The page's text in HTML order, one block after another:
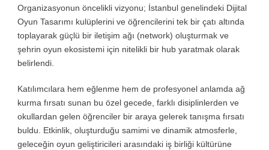
Organizasyonun öncelikli vizyonu; İstanbul genelindeki Dijital
Oyun Tasarımı kulüplerini ve öğrencilerini tek bir çatı altında
toplayarak güçlü bir iletişim ağı (network) oluşturmak ve
şehrin oyun ekosistemi için nitelikli bir hub yaratmak olarak
belirlendi.
Katılımcılara hem eğlenme hem de profesyonel anlamda ağ
kurma fırsatı sunan bu özel gecede, farklı disiplinlerden ve
okullardan gelen öğrenciler bir araya gelerek tanışma fırsatı
buldu. Etkinlik, oluşturduğu samimi ve dinamik atmosferle,
geleceğin oyun geliştiricileri arasındaki iş birliği kültürüne